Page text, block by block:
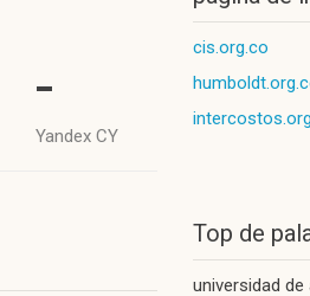
-
Yandex CY
cis.org.co
intercostos.org
Top de
universidad de